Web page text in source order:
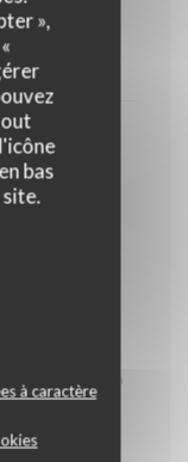
»,
bas
site.
à caractère
À COQUE
LAIT
disposition
et sa